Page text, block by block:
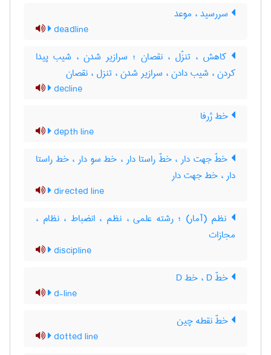
سررسید ، موعد
deadline
کاهش ، تنزّل ، نقصان ؛ سرازیر شدن ، شیب پیدا
کردن ، شیب دادن ، سرازیر شدن ، تنزل ، نقصان
decline
خط ژرفا
depth line
خطّ جهت دار ، خطّ راستا دار ، خط سو دار ، خط راستا
دار ، خط جهت دار
directed line
نظم (آمار) ؛ رشته علمی ، نظم ، انضباط ، نظام ،
مجازات
discipline
خطّ D ، خط D
d-line
خطّ نقطه چین
dotted line